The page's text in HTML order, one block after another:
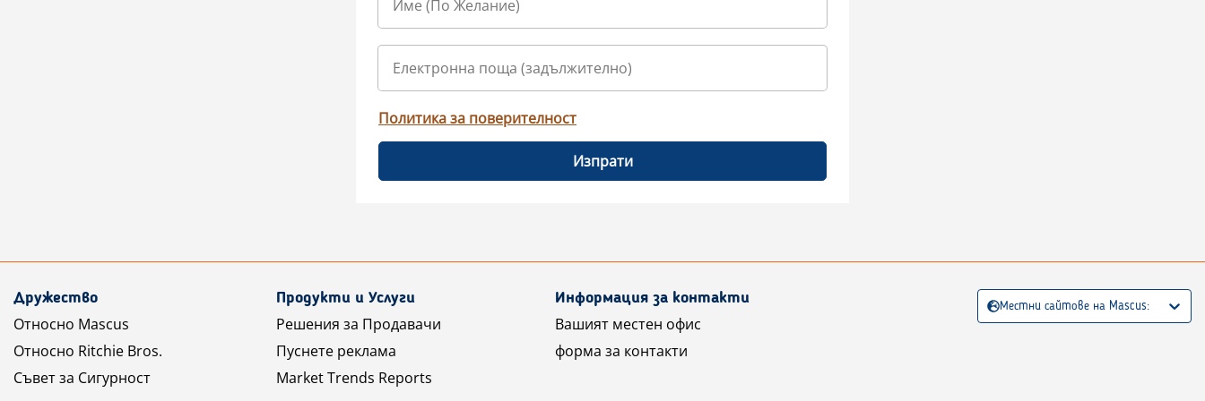
Политика за поверителност
Изпрати
Дружество
Относно Mascus
Относно Ritchie Bros.
Съвет за Сигурност
Продукти и Услуги
Решения за Продавачи
Пуснете реклама
Market Trends Reports
Информация за контакти
Вашият местен офис
форма за контакти
Местни сайтове на Mascus: